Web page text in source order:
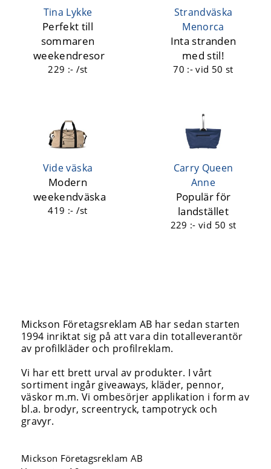
Tina Lykke
Perfekt till
sommaren
weekendresor
229 :- /st
Strandväska
Menorca
Inta stranden
med stil!
70 :-vid 50 st
Vide väska
Modern
weekendväska
419 :- /st
Carry Queen
Anne
Populär för
landstället
229 :-vid 50 st
Mickson Företagsreklam AB har sedan starten
1994 inriktat sig på att vara din totalleverantör
av profilkläder och profilreklam.
Vi har ett brett urval av produkter. I vårt
sortiment ingår giveaways, kläder, pennor,
väskor m.m. Vi ombesörjer applikation i form av
bl.a. brodyr, screentryck, tampotryck och
gravyr.
Mickson Företagsreklam AB